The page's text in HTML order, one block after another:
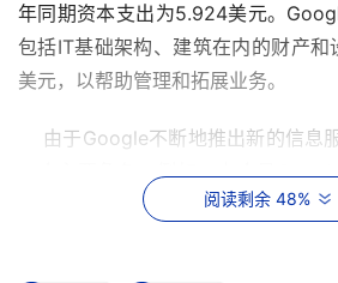
年同期资本支出为5.924美元。
包括IT基础架构、建筑在内的财产
美元，以帮助管理和拓展业务。
由于Google不断地推出新的信息
一个主要角色。例如，上个月
的测试版本，Google Base是一个由
阅读剩余 48%